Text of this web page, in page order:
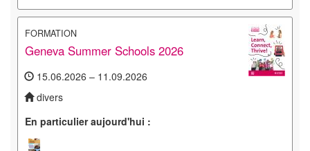
FORMATION
Geneva Summer Schools 2026
15.06.2026 – 11.09.2026
divers
En particulier aujourd'hui :